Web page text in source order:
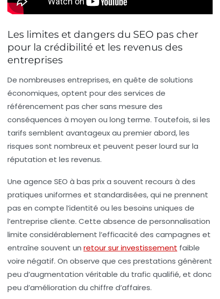
Les limites et dangers du SEO pas cher
pour la crédibilité et les revenus des
entreprises
De nombreuses entreprises, en quête de solutions
économiques, optent pour des services de
référencement pas cher sans mesure des
conséquences à moyen ou long terme. Toutefois, si les
tarifs semblent avantageux au premier abord, les
risques sont nombreux et peuvent peser lourd sur la
réputation et les revenus.
Une agence SEO à bas prix a souvent recours à des
pratiques uniformes et standardisées, qui ne prennent
pas en compte l’identité ou les besoins uniques de
l’entreprise cliente. Cette absence de personnalisation
limite considérablement l’efficacité des campagnes et
entraîne souvent un retour sur investissement faible
voire négatif. On observe que ces prestations génèrent
peu d’augmentation véritable du trafic qualifié, et donc
peu d’amélioration du chiffre d’affaires.